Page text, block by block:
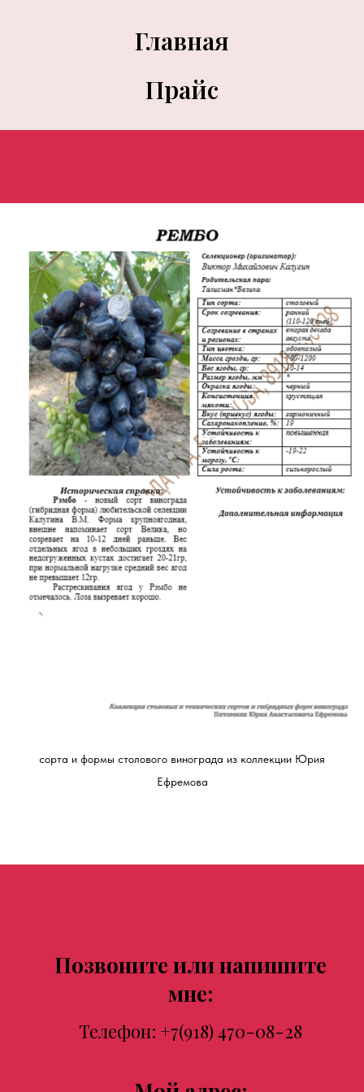
Главная
Прайс
сорта и формы столового винограда из коллекции Юрия
Ефремова
Позвоните или напишите
мне:
Телефон: +7(918) 470-08-28